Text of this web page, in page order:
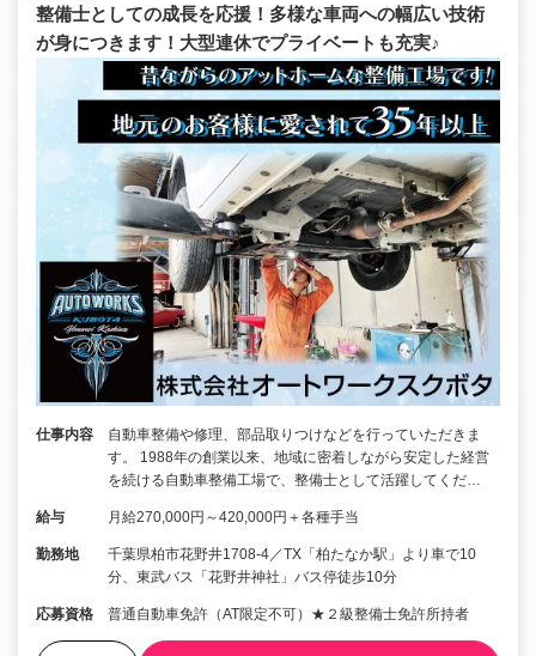
整備士としての成長を応援！多様な車両への幅広い技術
が身につきます！大型連休でプライベートも充実♪
仕事内容
自動車整備や修理、部品取りつけなどを行っていただきま
す。 1988年の創業以来、地域に密着しながら安定した経営
を続ける自動車整備工場で、整備士として活躍してくだ…
給与 月給270,000円～420,000円＋各種手当
勤務地
千葉県柏市花野井1708-4／TX「柏たなか駅」より車で10
分、東武バス「花野井神社」バス停徒歩10分
応募資格 普通自動車免許（AT限定不可）★２級整備士免許所持者